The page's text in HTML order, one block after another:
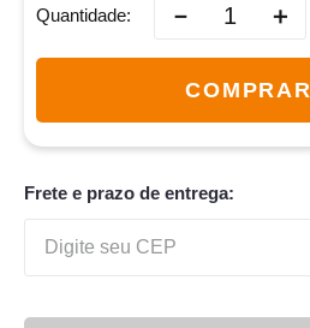
Quantidade ＋
－
COMPRAR
Frete e prazo de entrega: